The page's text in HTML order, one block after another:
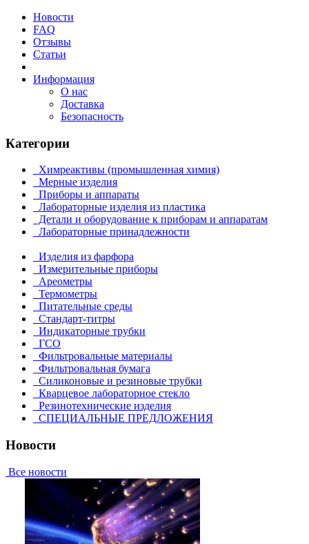
Новости
FAQ
Отзывы
Статьи
Информация
О нас
Доставка
Безопасность
Категории
Химреактивы (промышленная химия)
Мерные изделия
Приборы и аппараты
Лабораторные изделия из пластика
Детали и оборудование к приборам и аппаратам
Лабораторные принадлежности
Изделия из фарфора
Измерительные приборы
Ареометры
Термометры
Питательные среды
Стандарт-титры
Индикаторные трубки
ГСО
Фильтровальные материалы
Фильтровальная бумага
Силиконовые и резиновые трубки
Кварцевое лабораторное стекло
Резинотехнические изделия
СПЕЦИАЛЬНЫЕ ПРЕДЛОЖЕНИЯ
Новости
Все новости